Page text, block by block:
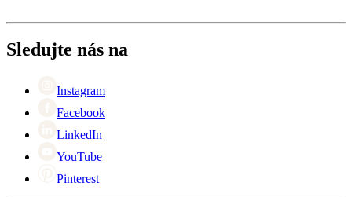
Vrácení
Black Friday
Singles Day
Sledujte nás na
Instagram
Facebook
LinkedIn
YouTube
Pinterest